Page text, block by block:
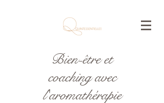
Bien-être et
coaching avec
l'aromathérapie